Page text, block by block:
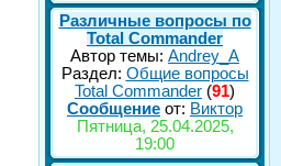
Различные вопросы по
Total Commander
Автор темы: Andrey_A
Раздел: Общие вопросы
Total Commander (91)
Сообщение от: Виктор
Пятница, 25.04.2025,
19:00